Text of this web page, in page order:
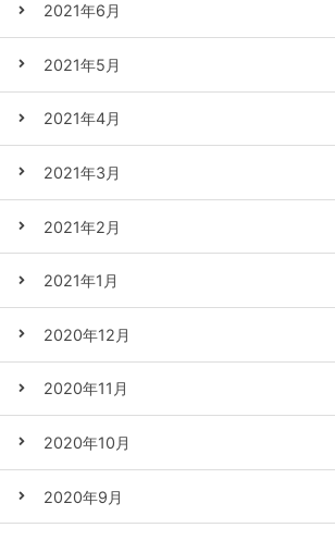
2021年6月
2021年5月
2021年4月
2021年3月
2021年2月
2021年1月
2020年12月
2020年11月
2020年10月
2020年9月